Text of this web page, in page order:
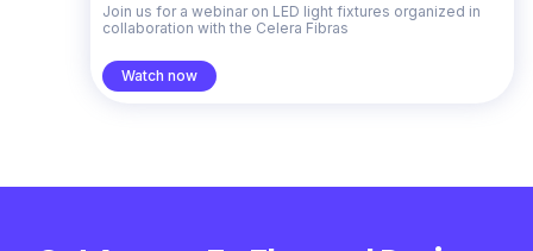
Join us for a webinar on LED light fixtures organized in
collaboration with the Celera Fibras
Watch now